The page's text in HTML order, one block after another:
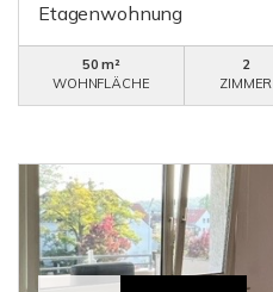
Etagenwohnung
50 m²
WOHNFLÄCHE
2
ZIMMER